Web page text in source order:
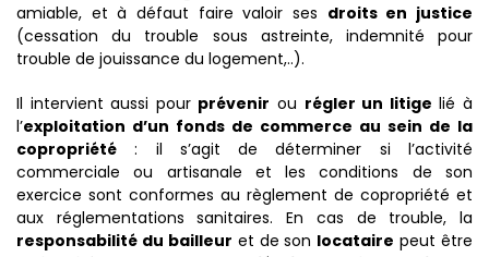
amiable, et à défaut faire valoir ses droits en justice
(cessation du trouble sous astreinte, indemnité pour
trouble de jouissance du logement,..).
​Il intervient aussi pour prévenir ou régler un litige lié à
l’exploitation d’un fonds de commerce au sein de la
copropriété : il s’agit de déterminer si l’activité
commerciale ou artisanale et les conditions de son
exercice sont conformes au règlement de copropriété et
aux réglementations sanitaires. En cas de trouble, la
responsabilité du bailleur et de son locataire peut être